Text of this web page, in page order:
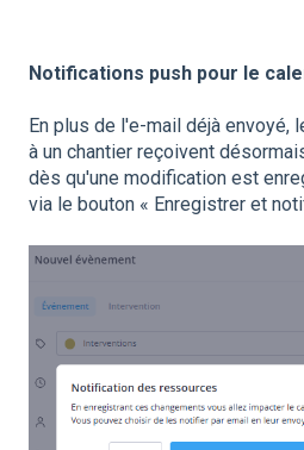
Notifications push pour le
En plus de l'e-mail déjà
à un chantier reçoivent
dès qu'une modification est
via le bouton « Enregistrer et